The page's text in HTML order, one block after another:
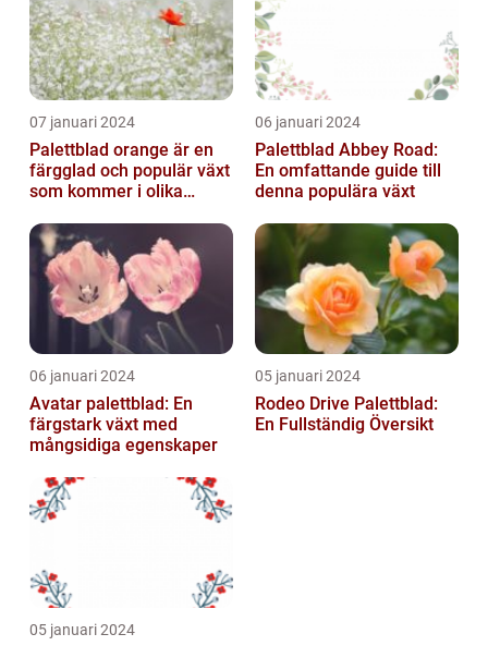
07 januari 2024
Palettblad orange är en
färgglad och populär växt
som kommer i olika
06 januari 2024
Palettblad Abbey Road:
En omfattande guide till
denna populära växt
06 januari 2024
Avatar palettblad: En
färgstark växt med
mångsidiga egenskaper
05 januari 2024
Rodeo Drive Palettblad:
En Fullständig Översikt
05 januari 2024